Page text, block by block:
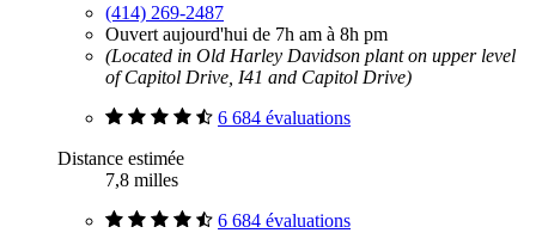
(414) 269-2487
Ouvert aujourd'hui de 7h am à 8h pm
(Located in Old Harley Davidson plant on upper level
of Capitol Drive, I41 and Capitol Drive)
6 684 évaluations
Distance estimée
7,8 milles
6 684 évaluations